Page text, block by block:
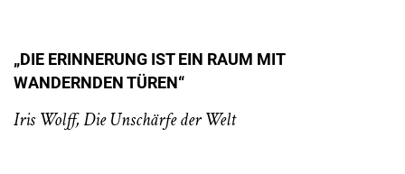
„DIE ERINNERUNG IST EIN RAUM MIT
WANDERNDEN TÜREN“
Iris Wolff, Die Unschärfe der Welt